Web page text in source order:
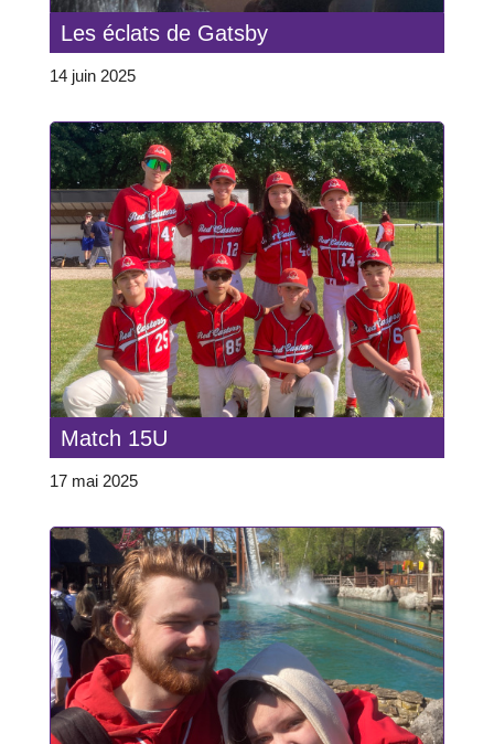
Les éclats de Gatsby
14 juin 2025
Match 15U
17 mai 2025